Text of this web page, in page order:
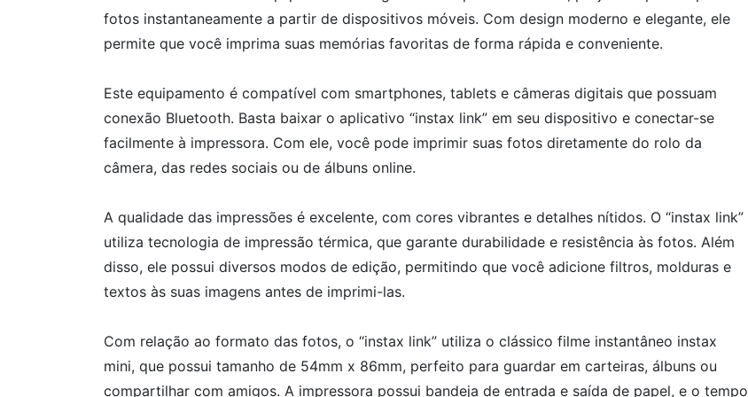
fotos instantaneamente a partir de dispositivos móveis. Com design moderno e elegante, ele
permite que você imprima suas memórias favoritas de forma rápida e conveniente.
Este equipamento é compatível com smartphones, tablets e câmeras digitais que possuam
conexão Bluetooth. Basta baixar o aplicativo “instax link” em seu dispositivo e conectar-se
facilmente à impressora. Com ele, você pode imprimir suas fotos diretamente do rolo da
câmera, das redes sociais ou de álbuns online.
A qualidade das impressões é excelente, com cores vibrantes e detalhes nítidos. O “instax link”
utiliza tecnologia de impressão térmica, que garante durabilidade e resistência às fotos. Além
disso, ele possui diversos modos de edição, permitindo que você adicione filtros, molduras e
textos às suas imagens antes de imprimi-las.
Com relação ao formato das fotos, o “instax link” utiliza o clássico filme instantâneo instax
mini, que possui tamanho de 54mm x 86mm, perfeito para guardar em carteiras, álbuns ou
compartilhar com amigos. A impressora possui bandeja de entrada e saída de papel, e o tempo